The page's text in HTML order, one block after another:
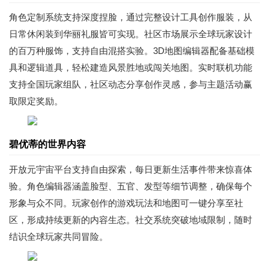
角色定制系统支持深度捏脸，通过完整设计工具创作服装，从
日常休闲装到华丽礼服皆可实现。社区市场展示全球玩家设计
的百万种服饰，支持自由混搭实验。3D地图编辑器配备基础模
具和逻辑道具，轻松建造风景胜地或闯关地图。实时联机功能
支持全国玩家组队，社区动态分享创作灵感，参与主题活动赢
取限定奖励。
碧优蒂的世界内容
开放元宇宙平台支持自由探索，每日更新生活事件带来惊喜体
验。角色编辑器涵盖脸型、五官、发型等细节调整，确保每个
形象与众不同。玩家创作的游戏玩法和地图可一键分享至社
区，形成持续更新的内容生态。社交系统突破地域限制，随时
结识全球玩家共同冒险。